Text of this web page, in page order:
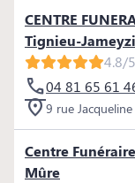
CENTRE
Tignieu-
4.8/5
04 81 65 61
9 rue
Centre
Mûre